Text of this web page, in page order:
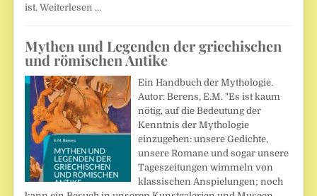
ist.Weiterlesen …
Mythen und Legenden der griechischen
und römischen Antike
Ein Handbuch der Mythologie.
Autor: Berens, E.M. "Es ist kaum
nötig, auf die Bedeutung der
Kenntnis der Mythologie
einzugehen: unsere Gedichte,
unsere Romane und sogar unsere
Tageszeitungen wimmeln von
klassischen Anspielungen; noch